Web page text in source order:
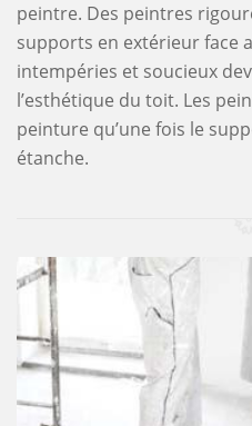
peintre. Des peintres
supports en extérieur face
intempéries et soucieux
l’esthétique du toit. Les
peinture qu’une fois le
étanche.